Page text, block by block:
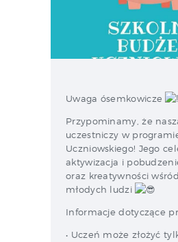
Uwaga ósemkowicze
Przypominamy, że
uczestniczy w
Uczniowskiego! Jego
aktywizacja i
oraz kreatywności
młodych ludzi
Informacje dotyczące
• Uczeń może złożyć